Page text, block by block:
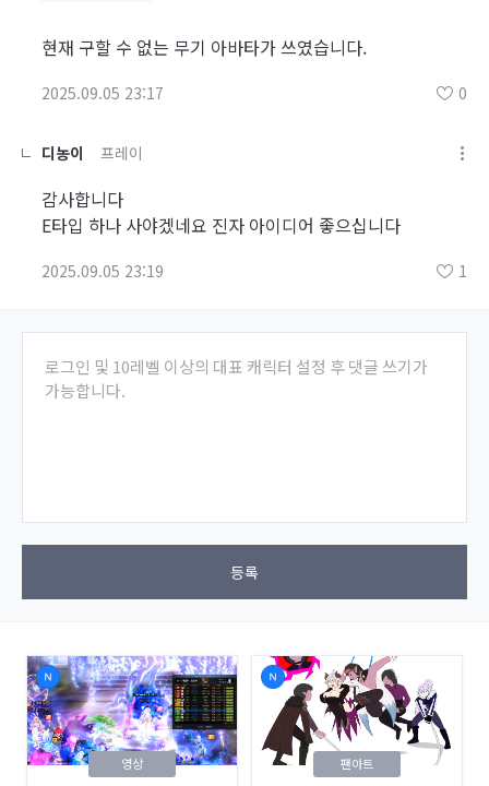
현재 구할 수 없는 무기 아바타가 쓰였습니다.
2025.09.05 23:17 0
디농이 프레이
감사합니다
E타입 하나 사야겠네요 진자 아이디어 좋으십니다
2025.09.05 23:19 1
로그인 및 10레벨 이상의 대표 캐릭터 설정 후 댓글 쓰기가
가능합니다.
등록
영상 팬아트